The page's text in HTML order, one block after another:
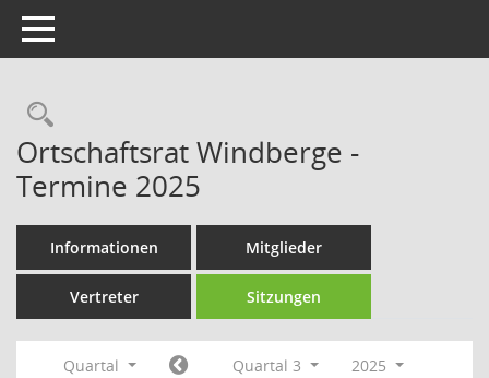
Toggle navigation
Rechercheauswahl
Ortschaftsrat Windberge -
Termine 2025
Informationen Mitglieder
Vertreter Sitzungen
Quartal Quartal 3
2025